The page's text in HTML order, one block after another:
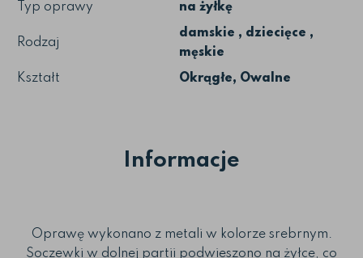
Typ oprawy
na żyłkę
Rodzaj
damskie , dziecięce ,
męskie
Kształt
Okrągłe, Owalne
Informacje
Oprawę wykonano z metali w kolorze srebrnym.
Soczewki w dolnej partii podwieszono na żyłce, co